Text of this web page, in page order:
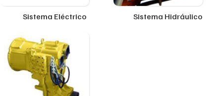
Sistema Eléctrico Sistema Hidráulico